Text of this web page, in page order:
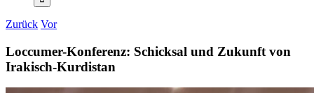
Zurück Vor
Loccumer-Konferenz: Schicksal und Zukunft von
Irakisch-Kurdistan